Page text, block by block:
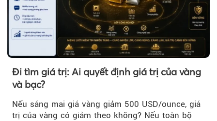
Đi tìm giá trị: Ai quyết định giá trị của vàng
và bạc?
Nếu sáng mai giá vàng giảm 500 USD/ounce, giá
trị của vàng có giảm theo không? Nếu toàn bộ